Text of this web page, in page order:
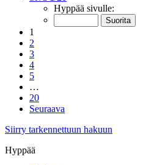
Hyppää sivulle:
1
2
3
4
5
…
20
Seuraava
Siirry tarkennettuun hakuun
Hyppää